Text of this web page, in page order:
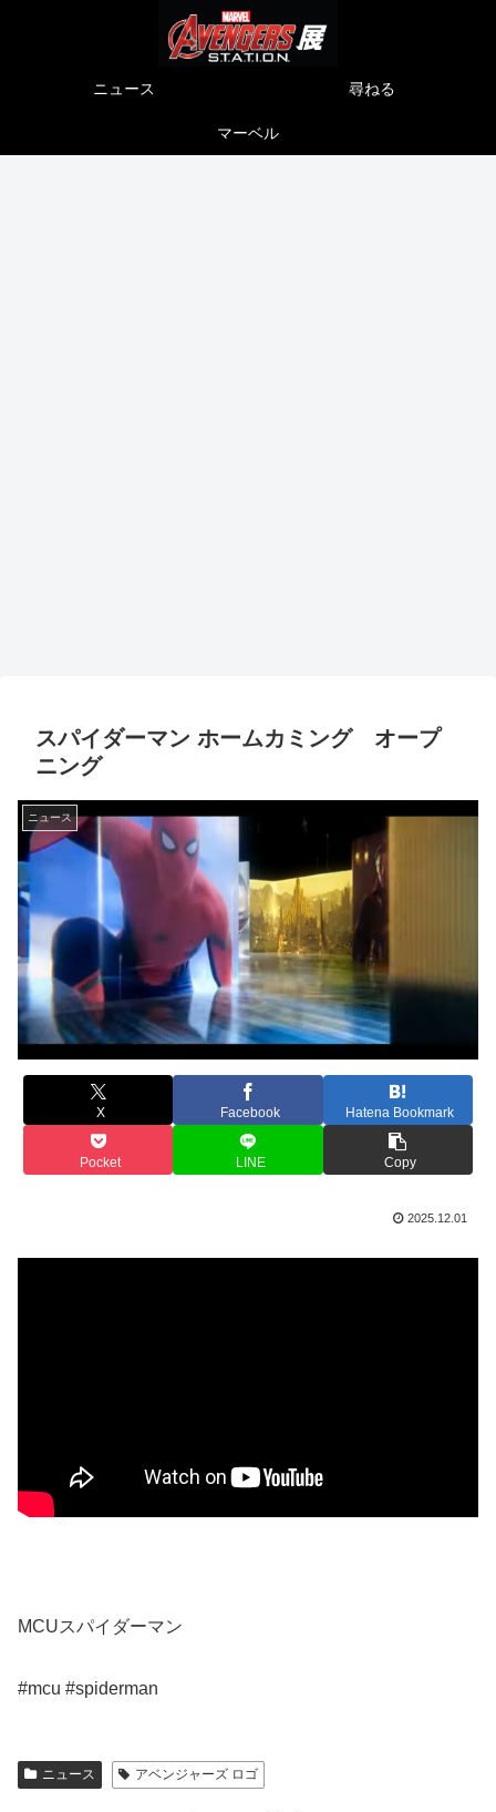
ニュース 尋ねる
マーベル
スパイダーマン ホームカミング オープ
ニング
ニュース
X Facebook Hatena Bookmark
Pocket LINE Copy
2025.12.01
MCUスパイダーマン
#mcu #spiderman
ニュース アベンジャーズ ロゴ